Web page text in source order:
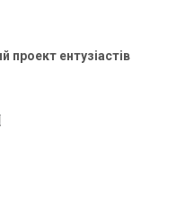
проект ентузіастів